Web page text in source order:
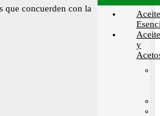
que concuerden con la
y